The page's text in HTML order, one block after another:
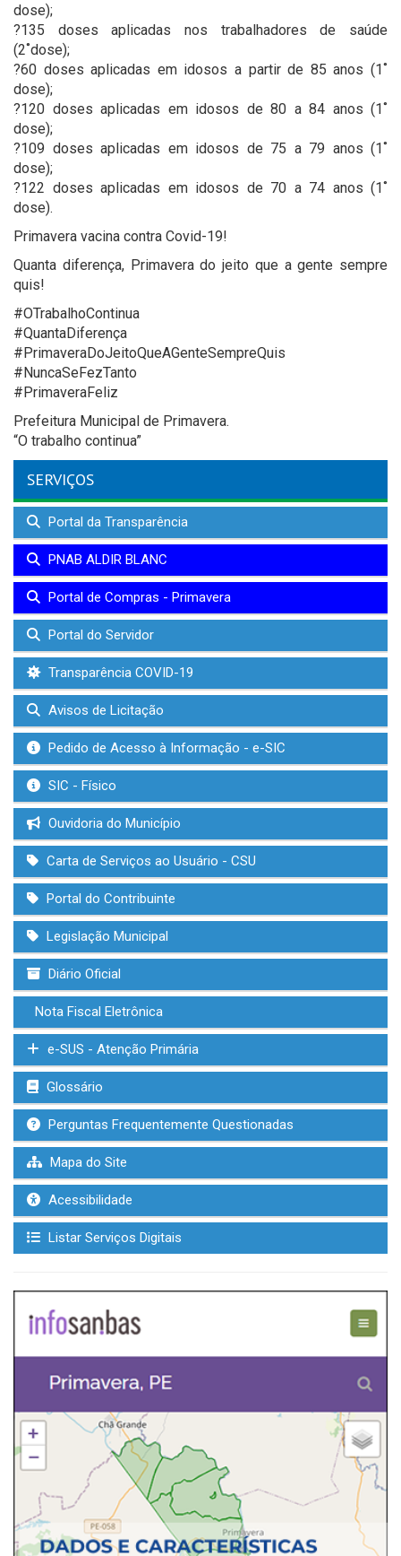
dose);
?135 doses aplicadas nos trabalhadores de saúde
(2˚dose);
?60 doses aplicadas em idosos a partir de 85 anos (1˚
dose);
?120 doses aplicadas em idosos de 80 a 84 anos (1˚
dose);
?109 doses aplicadas em idosos de 75 a 79 anos (1˚
dose);
?122 doses aplicadas em idosos de 70 a 74 anos (1˚
dose).
Primavera vacina contra Covid-19!
Quanta diferença, Primavera do jeito que a gente sempre
quis!
#OTrabalhoContinua
#QuantaDiferença
#PrimaveraDoJeitoQueAGenteSempreQuis
#NuncaSeFezTanto
#PrimaveraFeliz
Prefeitura Municipal de Primavera.
“O trabalho continua”
SERVIÇOS
Portal da Transparência
PNAB ALDIR BLANC
Portal de Compras - Primavera
Portal do Servidor
Transparência COVID-19
Avisos de Licitação
Pedido de Acesso à Informação - e-SIC
SIC - Físico
Ouvidoria do Município
Carta de Serviços ao Usuário - CSU
Portal do Contribuinte
Legislação Municipal
Diário Oficial
Nota Fiscal Eletrônica
e-SUS - Atenção Primária
Glossário
Perguntas Frequentemente Questionadas
Mapa do Site
Acessibilidade
Listar Serviços Digitais